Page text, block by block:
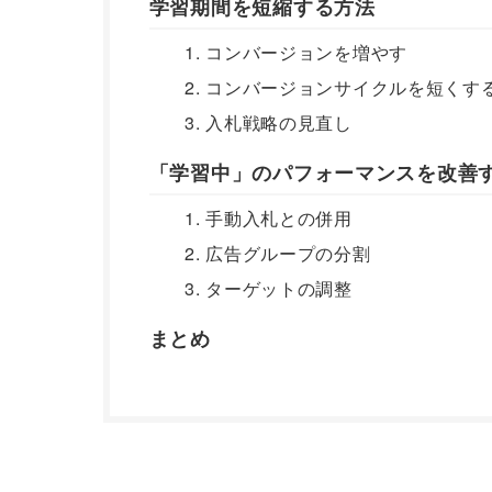
学習期間を短縮する方法
1. コンバージョンを増やす
2. コンバージョンサイクルを短くす
3. 入札戦略の見直し
「学習中」のパフォーマンスを改善
1. 手動入札との併用
2. 広告グループの分割
3. ターゲットの調整
まとめ